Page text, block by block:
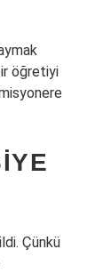
öğretiyi
Çünkü